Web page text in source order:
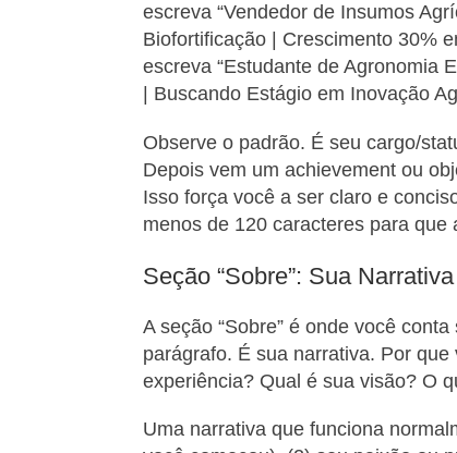
escreva “Vendedor de Insumos
Biofortificação | Crescimento 30%
escreva “Estudante de Agronomia
| Buscando Estágio em Inovação
Observe o padrão. É seu cargo/
Depois vem um achievement ou
Isso força você a ser claro e
menos de 120 caracteres para
Seção “Sobre”: Sua
A seção “Sobre” é onde você
parágrafo. É sua narrativa. Por
experiência? Qual é sua visão? O
Uma narrativa que funciona